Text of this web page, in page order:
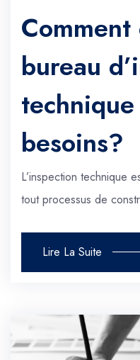
bureau
besoins?
L’inspection technique
tout processus de
Lire La Suite